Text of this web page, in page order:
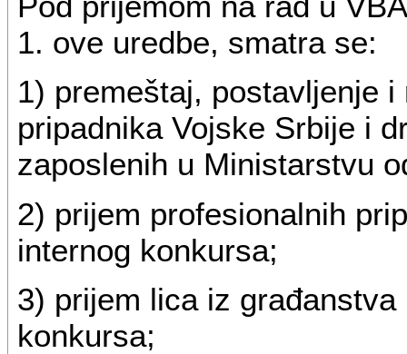
1. ove uredbe, smatra se:
1) premeštaj, postavljenje
pripadnika Vojske Srbije i
zaposlenih u Ministarstvu
2) prijem profesionalnih
internog konkursa;
3) prijem lica iz
konkursa;